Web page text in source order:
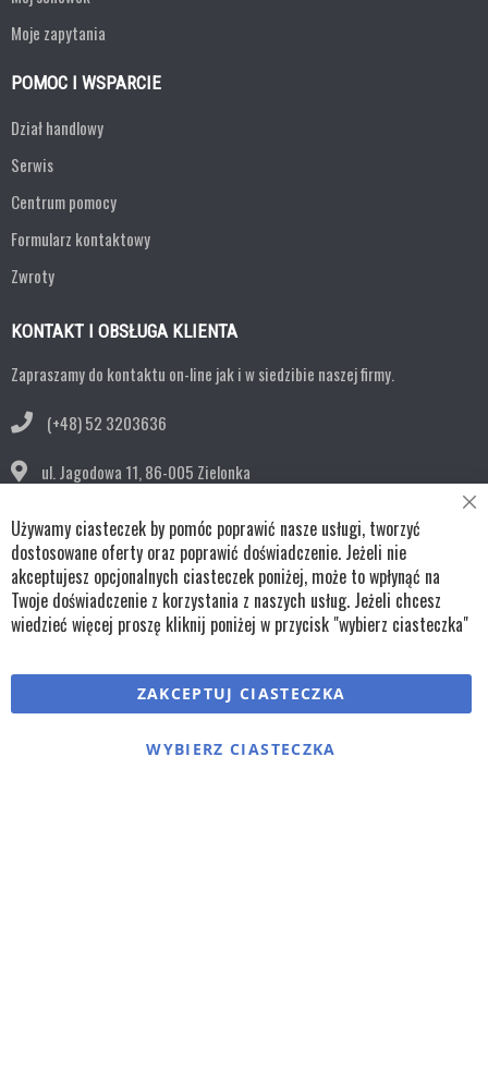
Moje zapytania
POMOC I WSPARCIE
Dział handlowy
Serwis
Centrum pomocy
Formularz kontaktowy
Zwroty
KONTAKT I OBSŁUGA KLIENTA
Zapraszamy do kontaktu on-line jak i w siedzibie naszej firmy.
(+48) 52 3203636
ul. Jagodowa 11, 86-005 Zielonka
bok@remko.pl
OBSERWUJ NAS
Copyright © wszystkie prawa zastrzeżone TKL Progress
RegulaminyPolityka cookiesPolityka prywatności
Używamy ciasteczek by pomóc poprawić nasze usługi, tworzyć
dostosowane oferty oraz poprawić doświadczenie. Jeżeli nie
akceptujesz opcjonalnych ciasteczek poniżej, może to wpłynąć na
Twoje doświadczenie z korzystania z naszych usług. Jeżeli chcesz
wiedzieć więcej proszę kliknij poniżej w przycisk "wybierz ciasteczka"
ZAKCEPTUJ CIASTECZKA
WYBIERZ CIASTECZKA